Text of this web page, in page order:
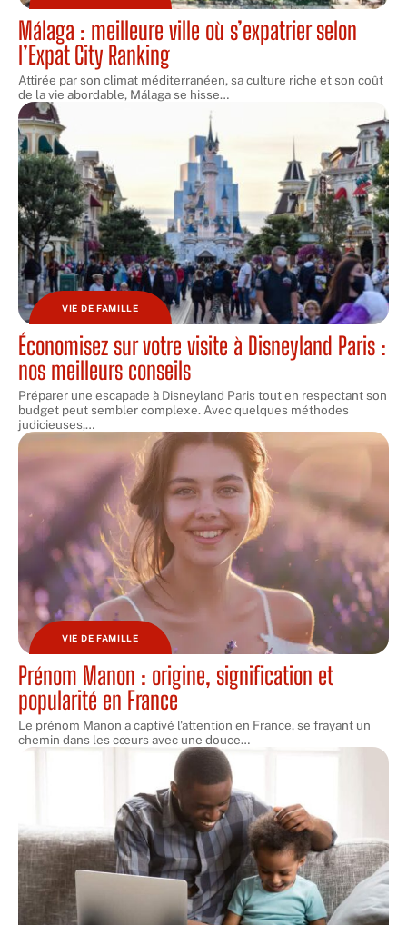
Málaga : meilleure ville où s’expatrier selon
l’Expat City Ranking
Attirée par son climat méditerranéen, sa culture riche et son coût
de la vie abordable, Málaga se hisse…
VIE DE FAMILLE
Économisez sur votre visite à Disneyland Paris :
nos meilleurs conseils
Préparer une escapade à Disneyland Paris tout en respectant son
budget peut sembler complexe. Avec quelques méthodes
judicieuses,…
VIE DE FAMILLE
Prénom Manon : origine, signification et
popularité en France
Le prénom Manon a captivé l'attention en France, se frayant un
chemin dans les cœurs avec une douce…